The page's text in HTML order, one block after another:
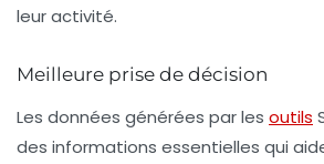
leur activité.
Meilleure prise de décision
Les données générées par les outils
des informations essentielles qui